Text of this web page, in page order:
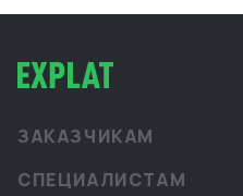
ЗАКАЗЧИКАМ
СПЕЦИАЛИСТАМ